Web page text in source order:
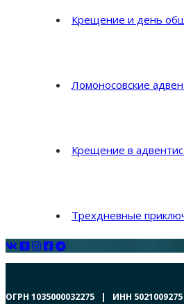
Крещение и день
Ломоносовские
Крещение в
Трехдневные
ОГРН 1035000032275 | ИНН